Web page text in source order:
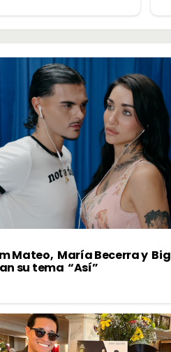
Mateo, María Becerra y Big
su tema “Así”